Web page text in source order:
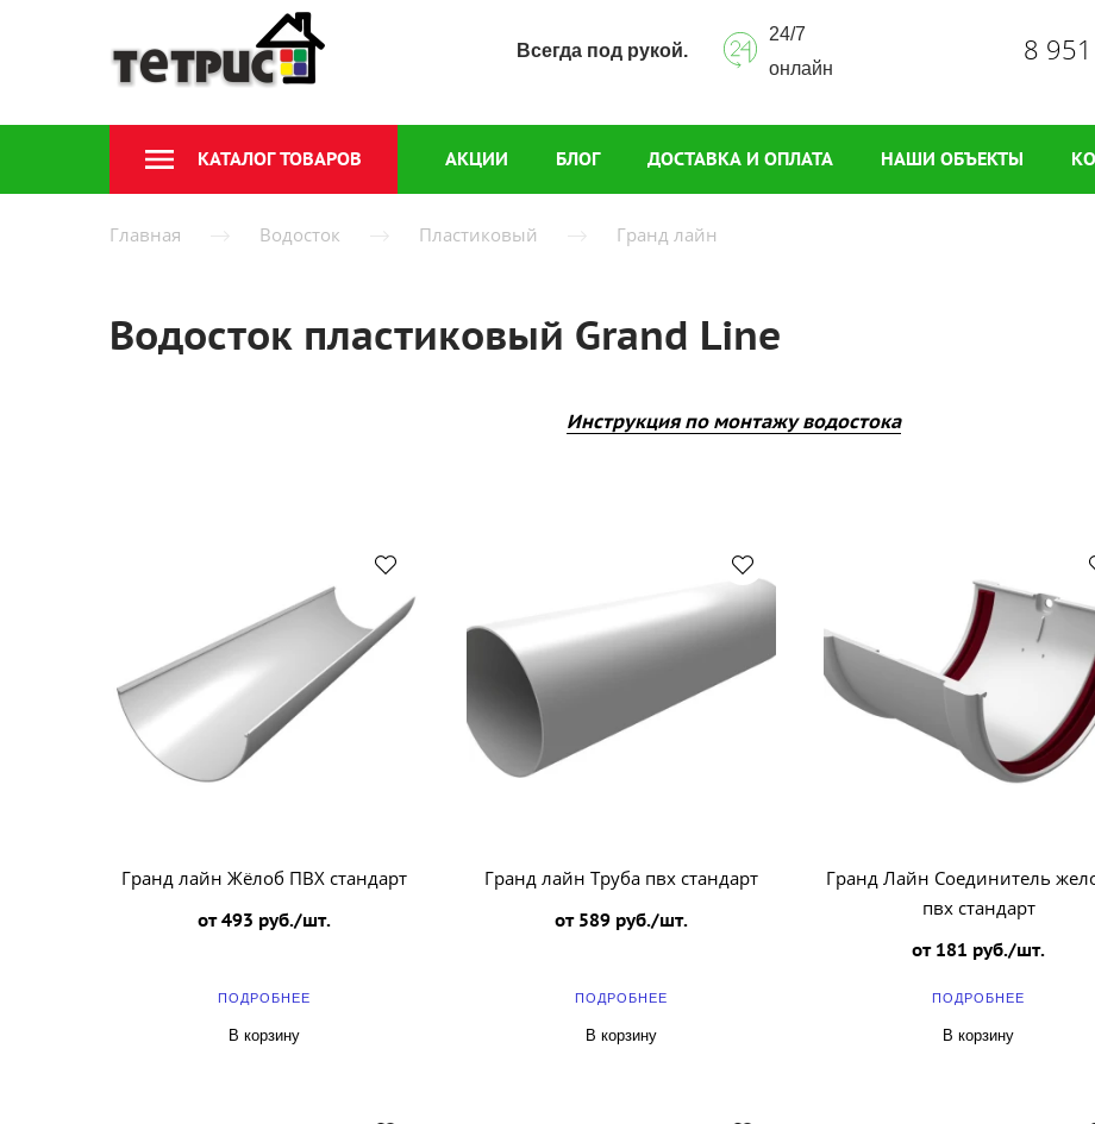
Всегда под рукой.
24/7
онлайн
8
КАТАЛОГ ТОВАРОВ АКЦИИ БЛОГ ДОСТАВКА И ОПЛАТА НАШИ ОБЪЕКТЫ
Главная Водосток Пластиковый Гранд лайн
Водосток пластиковый Grand Line
Инструкция по монтажу водостока
Гранд лайн Жёлоб ПВХ стандарт
от 493 руб./шт.
ПОДРОБНЕЕ
В корзину
Гранд лайн Труба пвх стандарт
от 589 руб./шт.
ПОДРОБНЕЕ
В корзину
Гранд Лайн Соединитель
пвх стандарт
от 181 руб./шт.
ПОДРОБНЕЕ
В корзину